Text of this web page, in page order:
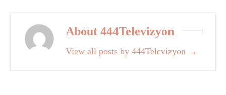
About 444Televizyon
View all posts by 444Televizyon →